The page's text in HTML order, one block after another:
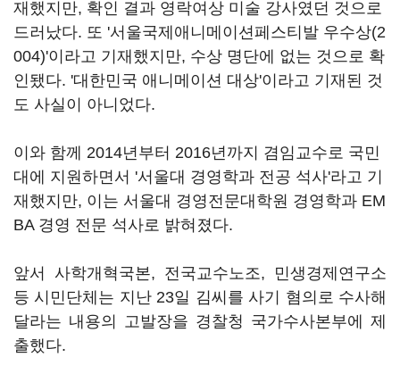
재했지만, 확인 결과 영락여상 미술 강사였던 것으로
드러났다. 또 '서울국제애니메이션페스티발 우수상(2
004)'이라고 기재했지만, 수상 명단에 없는 것으로 확
인됐다. '대한민국 애니메이션 대상'이라고 기재된 것
도 사실이 아니었다.
이와 함께 2014년부터 2016년까지 겸임교수로 국민
대에 지원하면서 '서울대 경영학과 전공 석사'라고 기
재했지만, 이는 서울대 경영전문대학원 경영학과 EM
BA 경영 전문 석사로 밝혀졌다.
앞서 사학개혁국본, 전국교수노조, 민생경제연구소
등 시민단체는 지난 23일 김씨를 사기 혐의로 수사해
달라는 내용의 고발장을 경찰청 국가수사본부에 제
출했다.